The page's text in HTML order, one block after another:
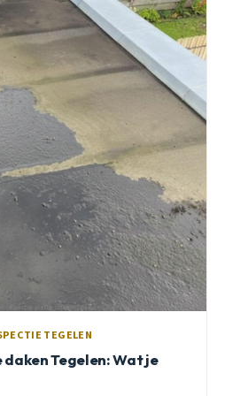
TEGELEN
Tegelen: Wat je